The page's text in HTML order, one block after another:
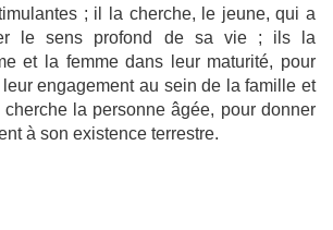
; il la cherche, le jeune, qui a
le sens profond de sa vie ; ils la
et la femme dans leur maturité, pour
engagement au sein de la famille et
la personne âgée, pour donner
à son existence terrestre.